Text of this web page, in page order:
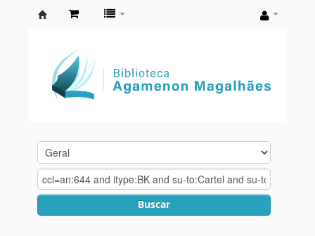
Agamenon
Magalhães
Buscar